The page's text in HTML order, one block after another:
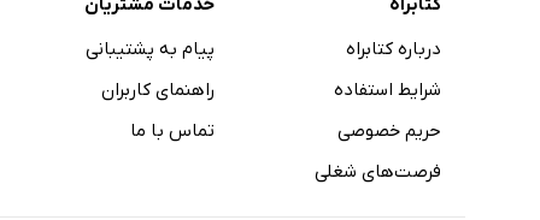
درباره کتابراه
شرایط استفاده
حریم خصوصی
فرصت‌های شغلی
پیام به پشتیبانی
راهنمای کاربران
تماس با ما